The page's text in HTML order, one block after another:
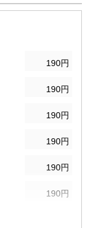
190円
190円
190円
190円
190円
190円